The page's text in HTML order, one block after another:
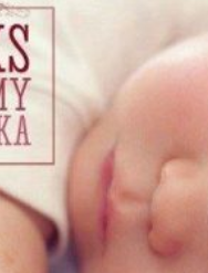
19,99 zł
do
25,00 zł